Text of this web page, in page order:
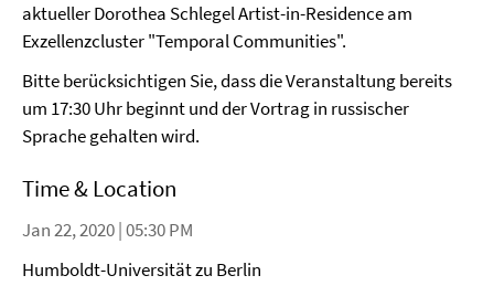
aktueller Dorothea Schlegel Artist-in-Residence am
Exzellenzcluster "Temporal Communities".
Bitte berücksichtigen Sie, dass die Veranstaltung bereits
um 17:30 Uhr beginnt und der Vortrag in russischer
Sprache gehalten wird.
Time & Location
Jan 22, 2020 | 05:30 PM
Humboldt-Universität zu Berlin